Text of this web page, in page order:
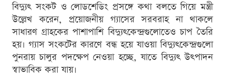
বিদ্যুৎ সংকট ও লোডশেডিং প্রসঙ্গে কথা বলতে গিয়ে মন্ত্রী
উল্লেখ করেন, প্রয়োজনীয় গ্যাসের সরবরাহ না থাকলে
সাধারণ গ্রাহকের পাশাপাশি বিদ্যুৎকেন্দ্রগুলোতেও চাপ তৈরি
হয়। গ্যাস সংকটের কারণে বন্ধ হয়ে যাওয়া বিদ্যুৎকেন্দ্রগুলো
পুনরায় চালুর পদক্ষেপ নেওয়া হচ্ছে, যাতে বিদ্যুৎ উৎপাদন
স্বাভাবিক করা যায়।